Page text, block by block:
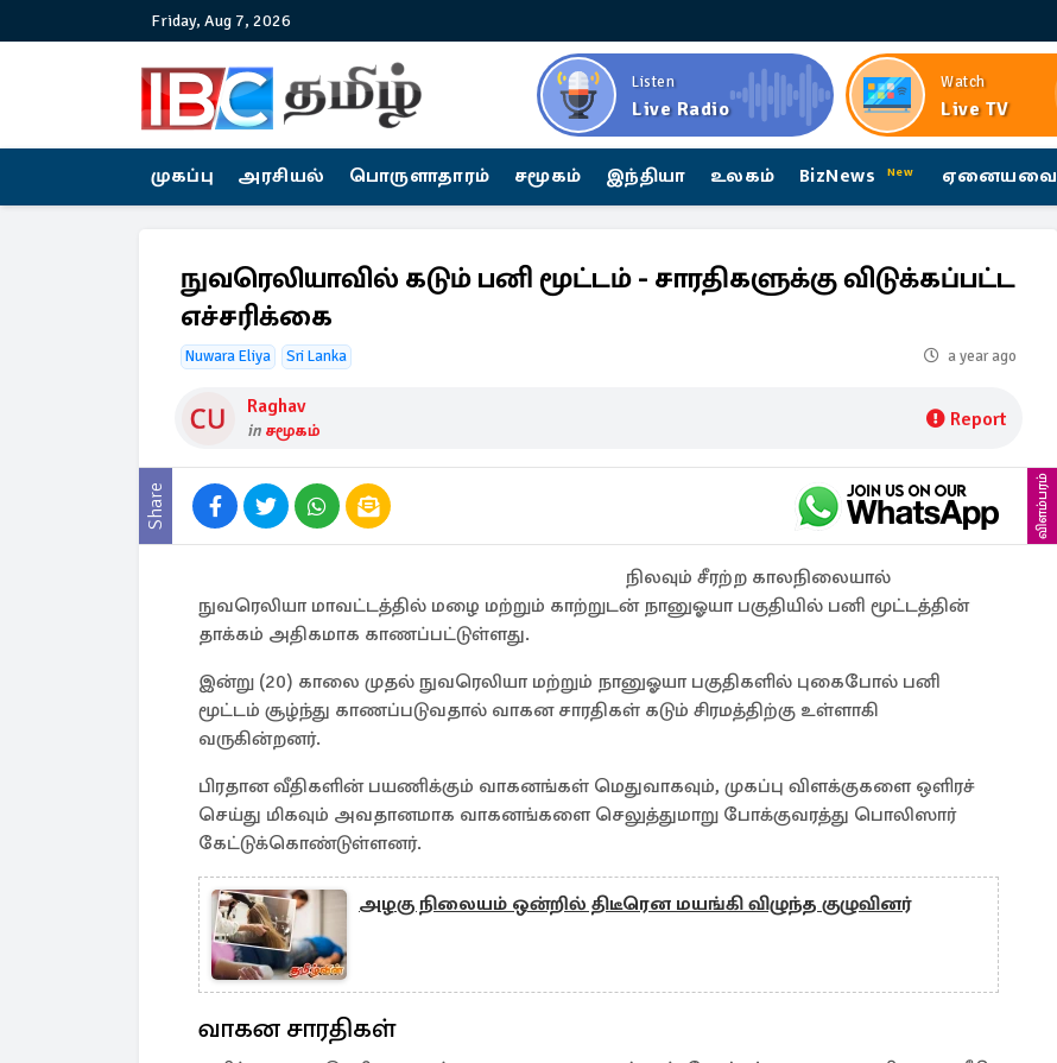
Friday, Aug 7, 2026
Listen
Live Radio
Watch
Live TV
முகப்பு அரசியல் பொருளாதாரம் சமூகம் இந்தியா உலகம் BizNews New ஏனையவை
நுவரெலியாவில் கடும் பனி மூட்டம் - சாரதிகளுக்கு விடுக்கப்பட்ட
எச்சரிக்கை
Nuwara Eliya Sri Lanka a year ago
Raghav
in சமூகம் Report
Share விளம்பரம்
நிலவும் சீரற்ற காலநிலையால்
நுவரெலியா மாவட்டத்தில் மழை மற்றும் காற்றுடன் நானுஓயா பகுதியில் பனி மூட்டத்தின்
தாக்கம் அதிகமாக காணப்பட்டுள்ளது.
இன்று (20) காலை முதல் நுவரெலியா மற்றும் நானுஓயா பகுதிகளில் புகைபோல் பனி
மூட்டம் சூழ்ந்து காணப்படுவதால் வாகன சாரதிகள் கடும் சிரமத்திற்கு உள்ளாகி
வருகின்றனர்.
பிரதான வீதிகளின் பயணிக்கும் வாகனங்கள் மெதுவாகவும், முகப்பு விளக்குகளை ஒளிரச்
செய்து மிகவும் அவதானமாக வாகனங்களை செலுத்துமாறு போக்குவரத்து பொலிஸார்
கேட்டுக்கொண்டுள்ளனர்.
அழகு நிலையம் ஒன்றில் திடீரென மயங்கி விழுந்த குழுவினர்
வாகன சாரதிகள்